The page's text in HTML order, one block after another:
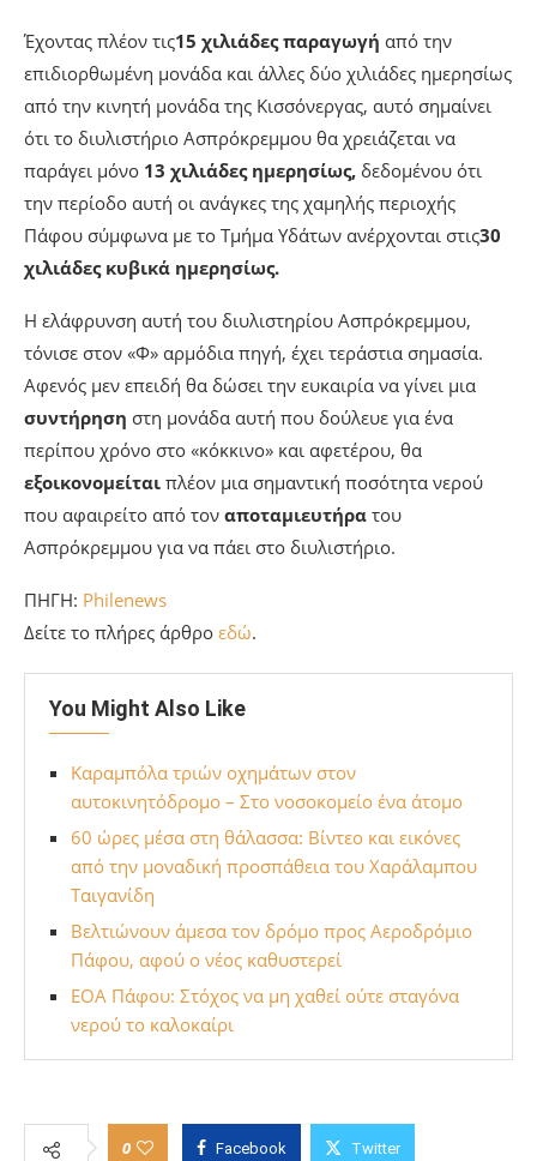
Έχοντας πλέον τις15 χιλιάδες παραγωγή από την
επιδιορθωμένη μονάδα και άλλες δύο χιλιάδες ημερησίως
από την κινητή μονάδα της Κισσόνεργας, αυτό σημαίνει
ότι το διυλιστήριο Ασπρόκρεμμου θα χρειάζεται να
παράγει μόνο 13 χιλιάδες ημερησίως, δεδομένου ότι
την περίοδο αυτή οι ανάγκες της χαμηλής περιοχής
Πάφου σύμφωνα με το Τμήμα Υδάτων ανέρχονται στις30
χιλιάδες κυβικά ημερησίως.
Η ελάφρυνση αυτή του διυλιστηρίου Ασπρόκρεμμου,
τόνισε στον «Φ» αρμόδια πηγή, έχει τεράστια σημασία.
Αφενός μεν επειδή θα δώσει την ευκαιρία να γίνει μια
συντήρηση στη μονάδα αυτή που δούλευε για ένα
περίπου χρόνο στο «κόκκινο» και αφετέρου, θα
εξοικονομείται πλέον μια σημαντική ποσότητα νερού
που αφαιρείτο από τον αποταμιευτήρα του
Ασπρόκρεμμου για να πάει στο διυλιστήριο.
ΠΗΓΗ: Philenews
Δείτε το πλήρες άρθρο εδώ.
You Might Also Like
Καραμπόλα τριών οχημάτων στον
αυτοκινητόδρομο – Στο νοσοκομείο ένα άτομο
60 ώρες μέσα στη θάλασσα: Βίντεο και εικόνες
από την μοναδική προσπάθεια του Χαράλαμπου
Ταιγανίδη
Βελτιώνουν άμεσα τον δρόμο προς Αεροδρόμιο
Πάφου, αφού ο νέος καθυστερεί
ΕΟΑ Πάφου: Στόχος να μη χαθεί ούτε σταγόνα
νερού το καλοκαίρι
0 Facebook Twitter